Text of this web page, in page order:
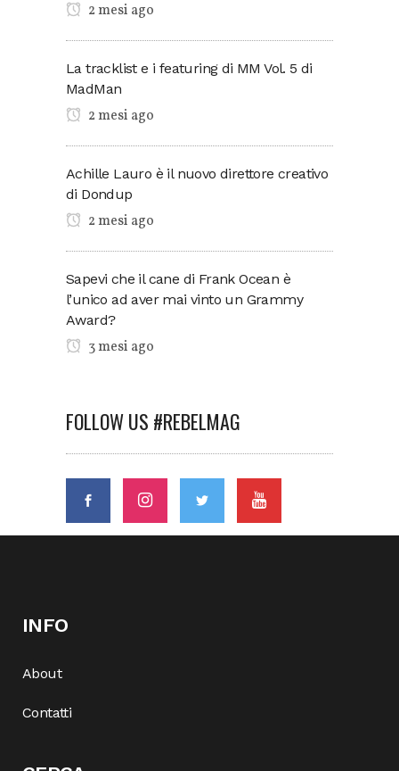
2 mesi ago
La tracklist e i featuring di MM Vol. 5 di
MadMan
2 mesi ago
Achille Lauro è il nuovo direttore creativo
di Dondup
2 mesi ago
Sapevi che il cane di Frank Ocean è
l’unico ad aver mai vinto un Grammy
Award?
3 mesi ago
FOLLOW US #REBELMAG
INFO
About
Contatti